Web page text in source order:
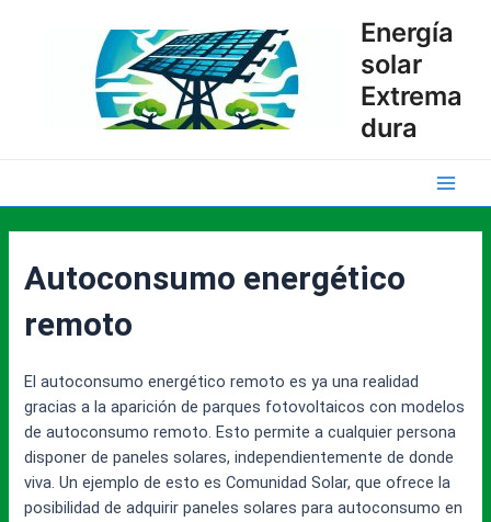
Energía
solar
Extrema
dura
Main
Autoconsumo energético
remoto
El autoconsumo energético remoto es ya una realidad
gracias a la aparición de parques fotovoltaicos con modelos
de autoconsumo remoto. Esto permite a cualquier persona
disponer de paneles solares, independientemente de donde
viva. Un ejemplo de esto es Comunidad Solar, que ofrece la
posibilidad de adquirir paneles solares para autoconsumo en